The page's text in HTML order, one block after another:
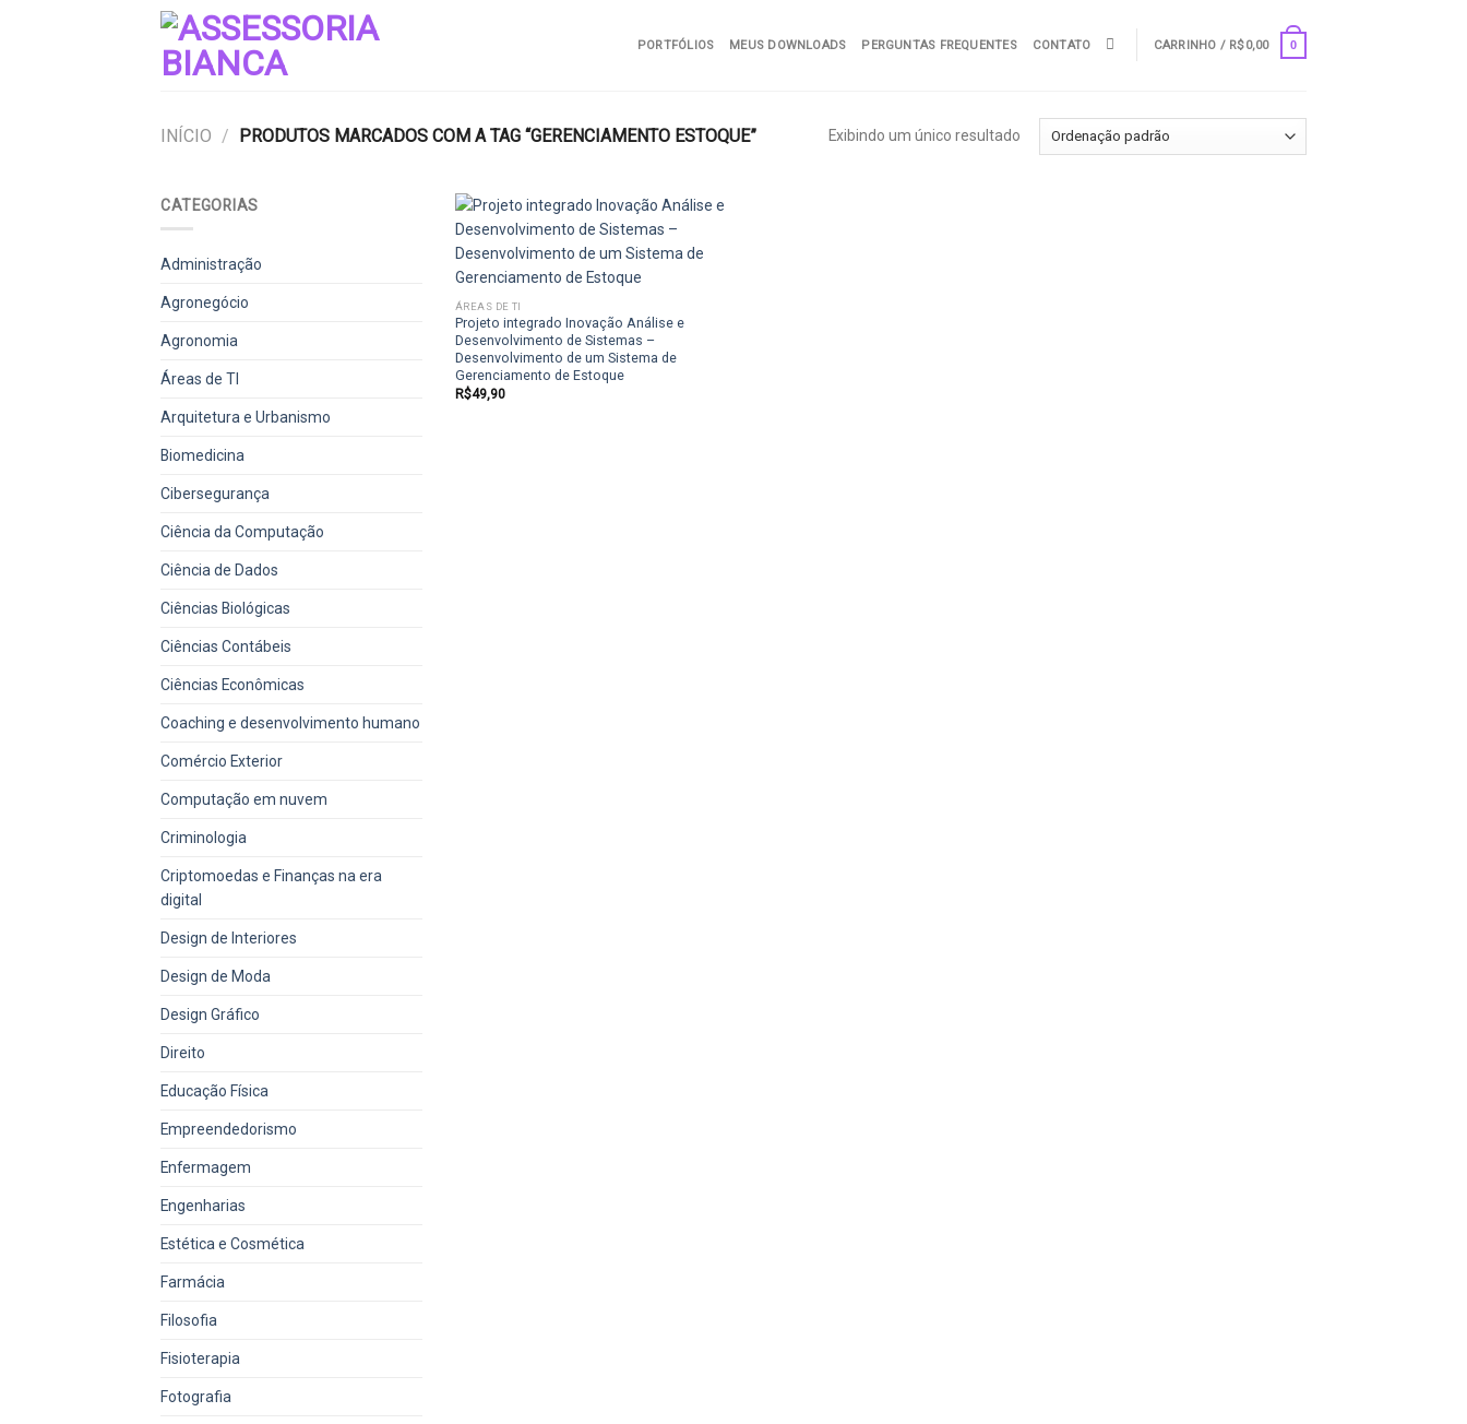
PORTFÓLIOS MEUS DOWNLOADS PERGUNTAS FREQUENTES CONTATO CARRINHO / R$0,00 0
INÍCIO / PRODUTOS MARCADOS COM A TAG “GERENCIAMENTO ESTOQUE” Exibindo um único resultado
CATEGORIAS
Administração
Agronegócio
Agronomia
Áreas de TI
Arquitetura e Urbanismo
Biomedicina
Cibersegurança
Ciência da Computação
Ciência de Dados
Ciências Biológicas
Ciências Contábeis
Ciências Econômicas
Coaching e desenvolvimento humano
Comércio Exterior
Computação em nuvem
Criminologia
Criptomoedas e Finanças na era
digital
Design de Interiores
Design de Moda
Design Gráfico
Direito
Educação Física
Empreendedorismo
Enfermagem
Engenharias
Estética e Cosmética
Farmácia
Filosofia
Fisioterapia
Fotografia
ÁREAS DE TI
Projeto integrado Inovação Análise e
Desenvolvimento de Sistemas –
Desenvolvimento de um Sistema de
Gerenciamento de Estoque
R$49,90